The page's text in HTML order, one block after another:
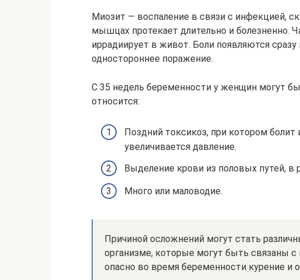
Миозит — воспаление в связи с инфекцией,
мышцах протекает длительно и болезненно.
иррадиирует в живот. Боли появляются
одностороннее поражение.
С 35 недель беременности у женщин могут
относится:
Поздний токсикоз, при котором болит
увеличивается давление.
Выделение крови из половых путей, в
Много или маловодие.
Причиной осложнений могут стать
организме, которые могут быть связаны с
опасно во время беременности курение и